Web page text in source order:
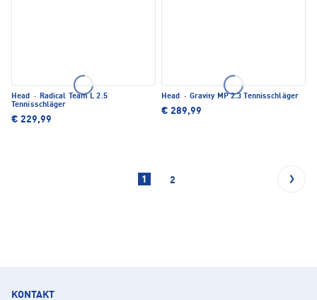
Head · Radical Team L 2.5
Tennisschläger
€ 229,99
Head · Gravity MP 2.3 Tennisschläger
€ 289,99
1 2
KONTAKT